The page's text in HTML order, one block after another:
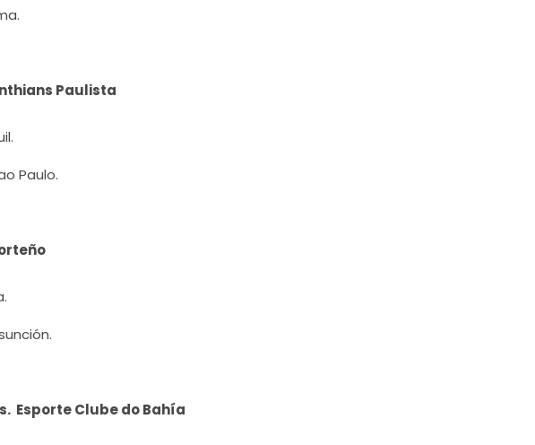
Paulista
Paulo.
Esporte Clube do Bahía